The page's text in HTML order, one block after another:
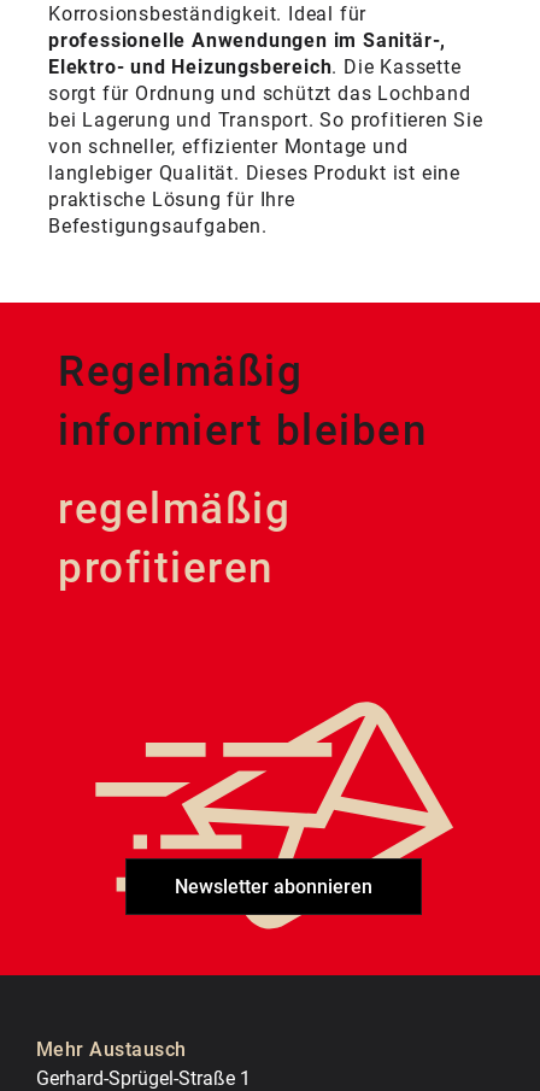
Korrosionsbeständigkeit. Ideal für
professionelle Anwendungen im Sanitär-,
Elektro- und Heizungsbereich. Die Kassette
sorgt für Ordnung und schützt das Lochband
bei Lagerung und Transport. So profitieren Sie
von schneller, effizienter Montage und
langlebiger Qualität. Dieses Produkt ist eine
praktische Lösung für Ihre
Befestigungsaufgaben.
Regelmäßig
informiert bleiben
regelmäßig
profitieren
Newsletter abonnieren
Mehr Austausch
Gerhard-Sprügel-Straße 1